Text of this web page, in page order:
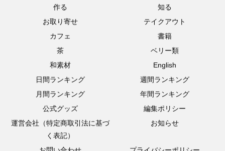
作る
知る
お取り寄せ
テイクアウト
カフェ
書籍
茶
ベリー類
和素材
English
日間ランキング
週間ランキング
月間ランキング
年間ランキング
公式グッズ
編集ポリシー
運営会社（特定商取引法に基づ
く表記）
お知らせ